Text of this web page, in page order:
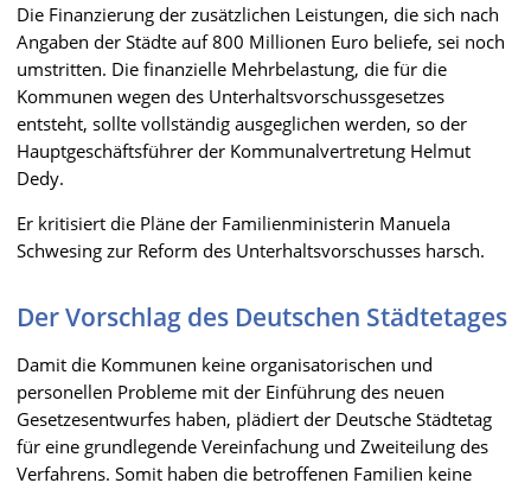
Die Finanzierung der zusätzlichen Leistungen, die sich nach
Angaben der Städte auf 800 Millionen Euro beliefe, sei noch
umstritten. Die finanzielle Mehrbelastung, die für die
Kommunen wegen des Unterhaltsvorschussgesetzes
entsteht, sollte vollständig ausgeglichen werden, so der
Hauptgeschäftsführer der Kommunalvertretung Helmut
Dedy.
Er kritisiert die Pläne der Familienministerin Manuela
Schwesing zur Reform des Unterhaltsvorschusses harsch.
Der Vorschlag des Deutschen Städtetages
Damit die Kommunen keine organisatorischen und
personellen Probleme mit der Einführung des neuen
Gesetzesentwurfes haben, plädiert der Deutsche Städtetag
für eine grundlegende Vereinfachung und Zweiteilung des
Verfahrens. Somit haben die betroffenen Familien keine